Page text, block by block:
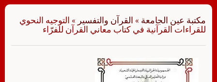
مكتبة عين الجامعة » القرآن والتفسير » التوجيه النحوي
للقراءات القرآنية في كتاب معاني القرآن للفرّاء